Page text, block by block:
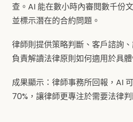
查。AI 能在數小時內審閱數千份
並標示潛在的合約問題。
律師則提供策略判斷、客戶諮詢
負責解讀法律原則如何適用於具體
成果顯示：律師事務所回報，AI
70%，讓律師更專注於需要法律